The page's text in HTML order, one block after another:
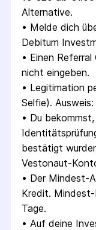
Alternative.
• Melde dich
Debitum
• Einen
nicht eingeben.
• Legitimation
Selfie).
• Du
bestätigt
Vestonaut-
• Der Mindest-
Kredit.
Tage.
• Auf deine